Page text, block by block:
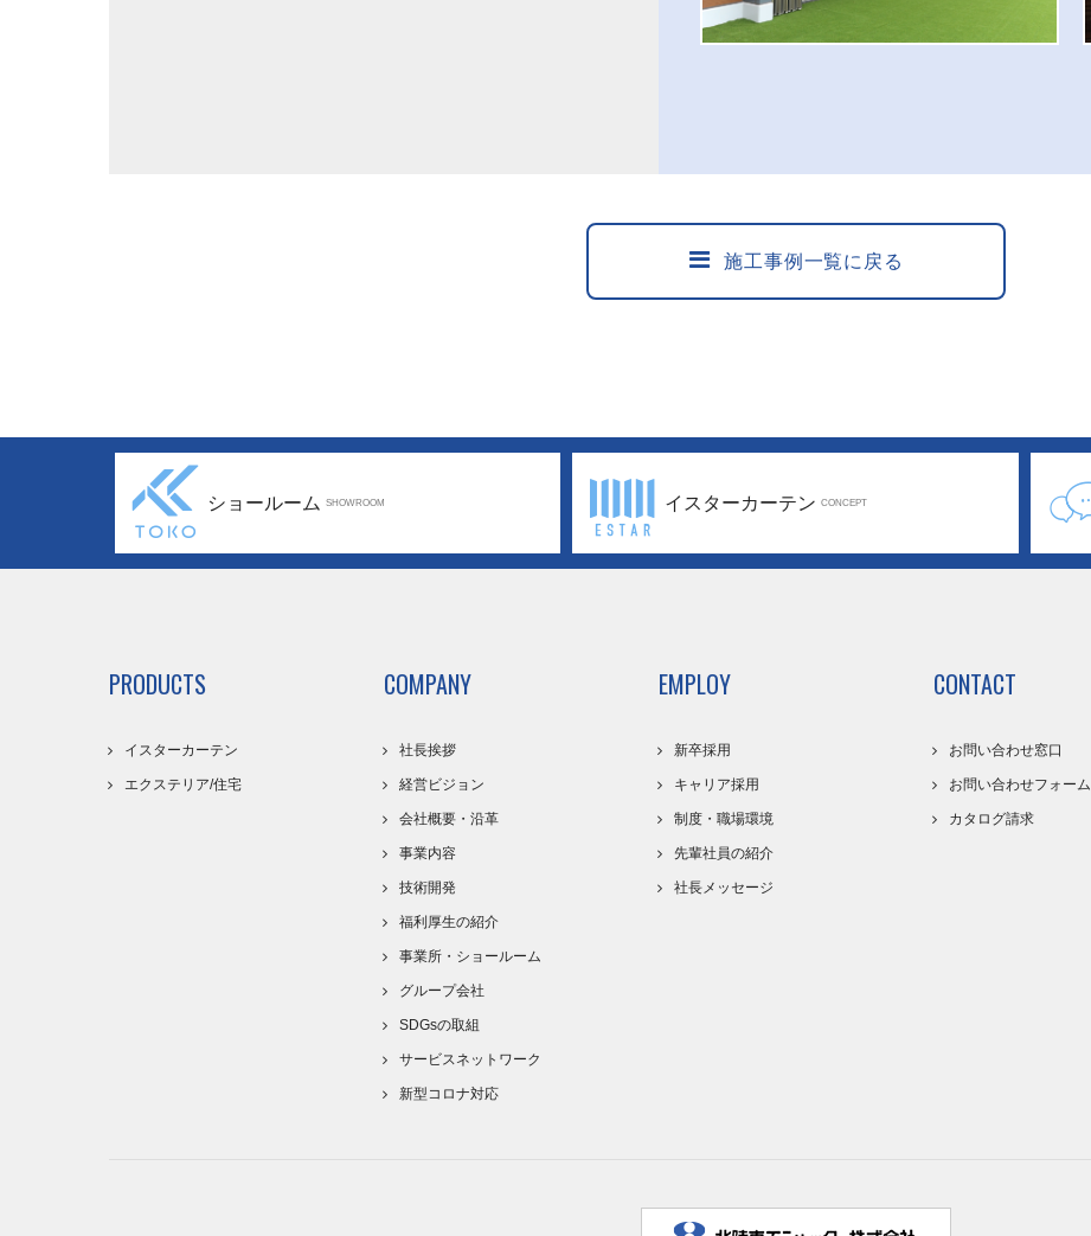
施工事例一覧に戻る
ショールーム SHOWROOM イスターカーテン CONCEPT
PRODUCTS
イスターカーテン
エクステリア/住宅
COMPANY
社長挨拶
経営ビジョン
会社概要・沿革
事業内容
技術開発
福利厚生の紹介
事業所・ショールーム
グループ会社
SDGsの取組
サービスネットワーク
新型コロナ対応
EMPLOY
新卒採用
キャリア採用
制度・職場環境
先輩社員の紹介
社長メッセージ
CONTACT
お問い合わせ窓口
お問い合わせフォーム
カタログ請求